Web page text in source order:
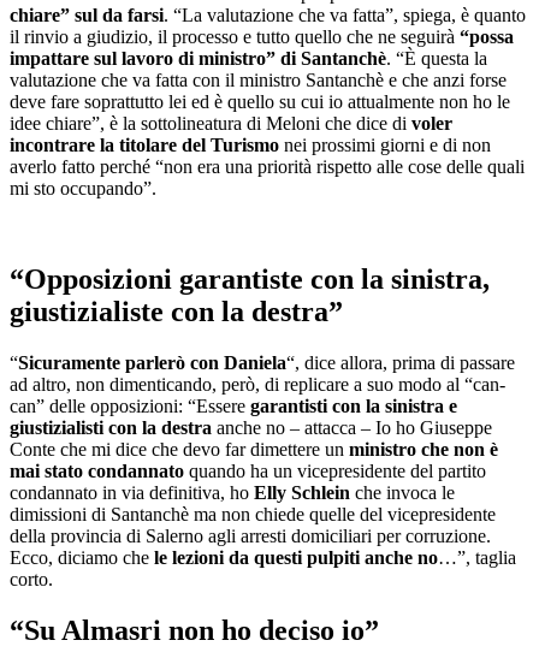
chiare” sul da farsi. “La valutazione che va fatta”, spiega, è quanto
il rinvio a giudizio, il processo e tutto quello che ne seguirà “possa
impattare sul lavoro di ministro” di Santanchè. “È questa la
valutazione che va fatta con il ministro Santanchè e che anzi forse
deve fare soprattutto lei ed è quello su cui io attualmente non ho le
idee chiare”, è la sottolineatura di Meloni che dice di voler
incontrare la titolare del Turismo nei prossimi giorni e di non
averlo fatto perché “non era una priorità rispetto alle cose delle quali
mi sto occupando”.
“Opposizioni garantiste con la sinistra,
giustizialiste con la destra”
“Sicuramente parlerò con Daniela“, dice allora, prima di passare
ad altro, non dimenticando, però, di replicare a suo modo al “can-
can” delle opposizioni: “Essere garantisti con la sinistra e
giustizialisti con la destra anche no – attacca – Io ho Giuseppe
Conte che mi dice che devo far dimettere un ministro che non è
mai stato condannato quando ha un vicepresidente del partito
condannato in via definitiva, ho Elly Schlein che invoca le
dimissioni di Santanchè ma non chiede quelle del vicepresidente
della provincia di Salerno agli arresti domiciliari per corruzione.
Ecco, diciamo che le lezioni da questi pulpiti anche no…”, taglia
corto.
“Su Almasri non ho deciso io”